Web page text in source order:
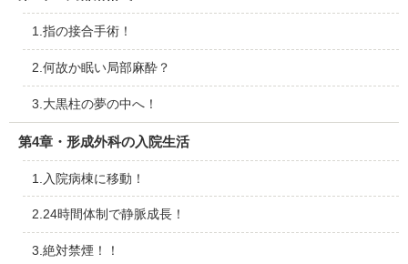
1.指の接合手術！
2.何故か眠い局部麻酔？
3.大黒柱の夢の中へ！
第4章・形成外科の入院生活
1.入院病棟に移動！
2.24時間体制で静脈成長！
3.絶対禁煙！！